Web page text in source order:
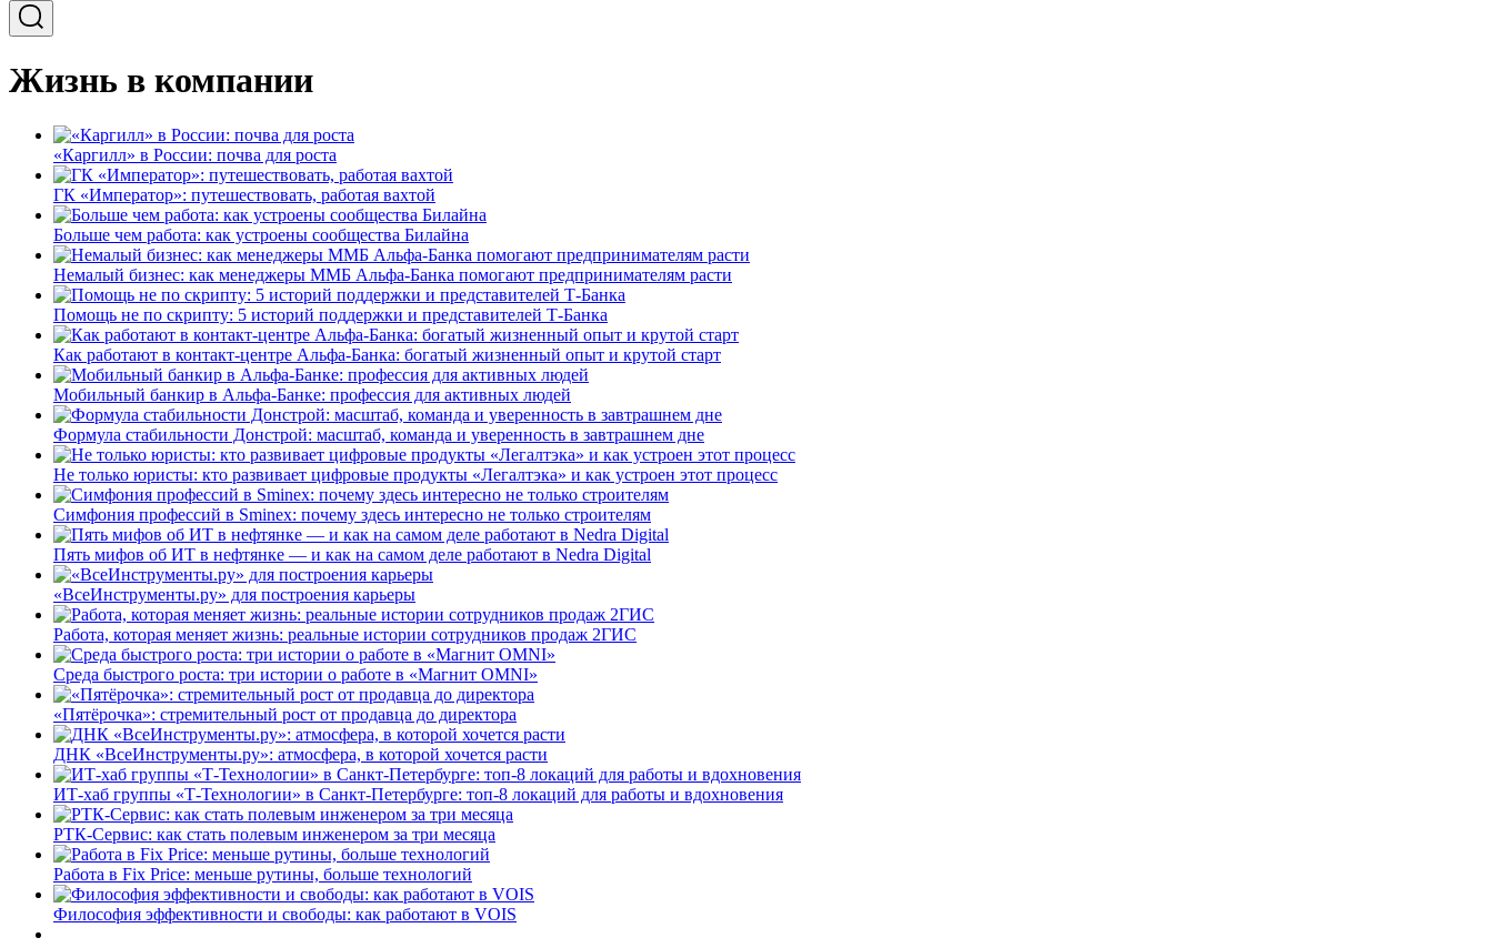
Жизнь в компании
«Каргилл» в России: почва для роста
ГК «Император»: путешествовать, работая вахтой
Больше чем работа: как устроены сообщества Билайна
Немалый бизнес: как менеджеры ММБ Альфа-Банка помогают предпринимателям расти
Помощь не по скрипту: 5 историй поддержки и представителей Т-Банка
Как работают в контакт-центре Альфа-Банка: богатый жизненный опыт и крутой старт
Мобильный банкир в Альфа-Банке: профессия для активных людей
Формула стабильности Донстрой: масштаб, команда и уверенность в завтрашнем дне
Не только юристы: кто развивает цифровые продукты «Легалтэка» и как устроен этот процесс
Симфония профессий в Sminex: почему здесь интересно не только строителям
Пять мифов об ИТ в нефтянке — и как на самом деле работают в Nedra Digital
«ВсеИнструменты.ру» для построения карьеры
Работа, которая меняет жизнь: реальные истории сотрудников продаж 2ГИС
Среда быстрого роста: три истории о работе в «Магнит OMNI»
«Пятёрочка»: стремительный рост от продавца до директора
ДНК «ВсеИнструменты.ру»: атмосфера, в которой хочется расти
ИТ-хаб группы «Т-Технологии» в Санкт-Петербурге: топ-8 локаций для работы и вдохновения
РТК-Сервис: как стать полевым инженером за три месяца
Работа в Fix Price: меньше рутины, больше технологий
Философия эффективности и свободы: как работают в VOIS